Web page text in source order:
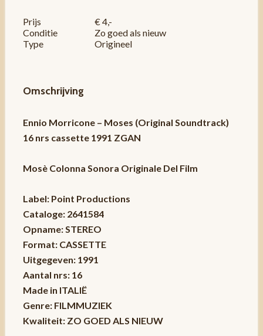
Prijs
€ 4,-
Conditie
Zo goed als nieuw
Type
Origineel
Omschrijving
Ennio Morricone – Moses (Original Soundtrack)
16 nrs cassette 1991 ZGAN
Mosè Colonna Sonora Originale Del Film
Label: Point Productions
Cataloge: 2641584
Opname: STEREO
Format: CASSETTE
Uitgegeven: 1991
Aantal nrs: 16
Made in ITALIË
Genre: FILMMUZIEK
Kwaliteit: ZO GOED ALS NIEUW